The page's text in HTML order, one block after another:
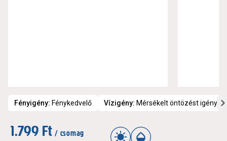
Fényigény: Fénykedvelő Vízigény: Mérsékelt öntözést igényel
1.799 Ft / csomag